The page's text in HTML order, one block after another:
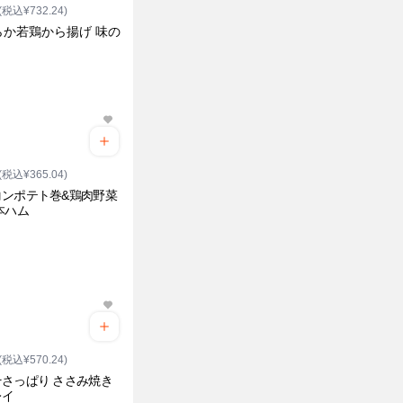
税込¥732.24)
か若鶏から揚げ 味の
税込¥365.04)
ポテト巻&鶏肉野菜
ハム
税込¥570.24)
っぱり ささみ焼き